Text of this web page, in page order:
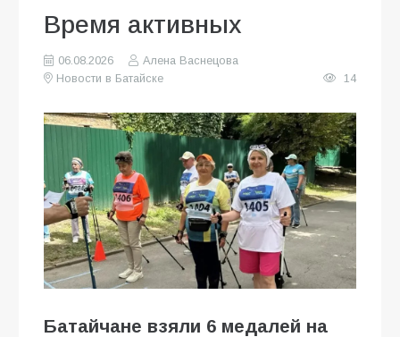
Время активных
06.08.2026
Алена Васнецова
Новости в Батайске
14
Батайчане взяли 6 медалей на